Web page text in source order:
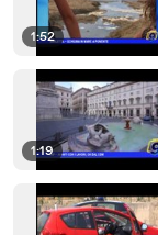
1:52
1:19